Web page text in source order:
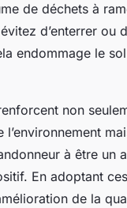
de déchets à
d’enterrer ou
endommage le
non
l’environnement
à être un
En adoptant
de la